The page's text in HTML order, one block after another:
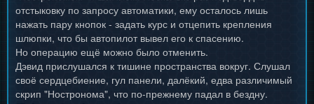
отстыковку по запросу автоматики, ему осталось лишь
нажать пару кнопок - задать курс и отцепить крепления
шлюпки, что бы автопилот вывел его к спасению.
Но операцию ещё можно было отменить.
Дэвид прислушался к тишине пространства вокруг. Слушал
своё сердцебиение, гул панели, далёкий, едва различимый
скрип "Ностронома", что по-прежнему падал в бездну.